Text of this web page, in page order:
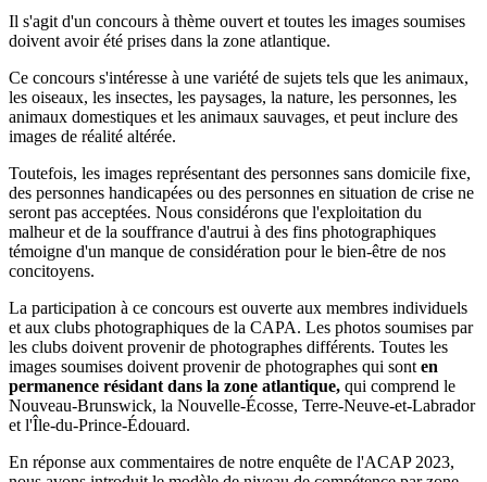
Il s'agit d'un concours à thème ouvert et toutes les images soumises
doivent avoir été prises dans la zone atlantique.
Ce concours s'intéresse à une variété de sujets tels que les animaux,
les oiseaux, les insectes, les paysages, la nature, les personnes, les
animaux domestiques et les animaux sauvages, et peut inclure des
images de réalité altérée.
Toutefois, les images représentant des personnes sans domicile fixe,
des personnes handicapées ou des personnes en situation de crise ne
seront pas acceptées. Nous considérons que l'exploitation du
malheur et de la souffrance d'autrui à des fins photographiques
témoigne d'un manque de considération pour le bien-être de nos
concitoyens.
La participation à ce concours est ouverte aux membres individuels
et aux clubs photographiques de la CAPA. Les photos soumises par
les clubs doivent provenir de photographes différents. Toutes les
images soumises doivent provenir de photographes qui sont en
permanence résidant dans la zone atlantique, qui comprend le
Nouveau-Brunswick, la Nouvelle-Écosse, Terre-Neuve-et-Labrador
et l'Île-du-Prince-Édouard.
En réponse aux commentaires de notre enquête de l'ACAP 2023,